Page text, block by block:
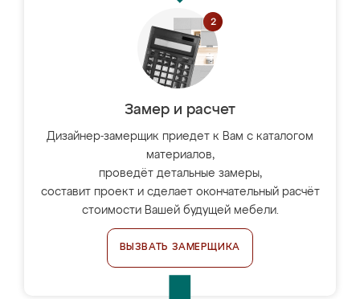
Замер и расчет
Дизайнер-замерщик приедет к Вам с каталогом
материалов,
проведёт детальные замеры,
составит проект и сделает окончательный расчёт
стоимости Вашей будущей мебели.
ВЫЗВАТЬ ЗАМЕРЩИКА